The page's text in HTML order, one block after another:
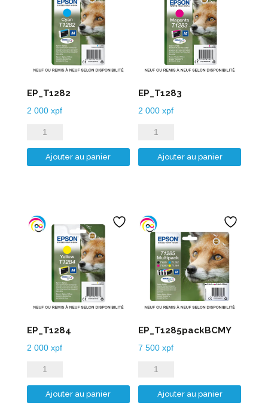
EP_T1282
2 000 xpf
quantité
de
EP_T1282
Ajouter au panier
EP_T1283
2 000xpf
quantité
de
EP_T1283
Ajouter au panier
EP_T1284
2 000 xpf
quantité
de
EP_T1284
Ajouter au panier
EP_T1285packBCMY
7 500xpf
quantité
de
EP_T1285packBCMY
Ajouter au panier